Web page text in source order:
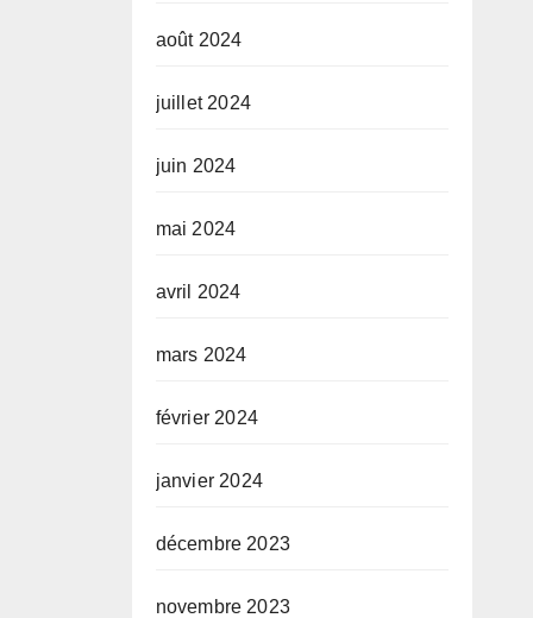
août 2024
juillet 2024
juin 2024
mai 2024
avril 2024
mars 2024
février 2024
janvier 2024
décembre 2023
novembre 2023